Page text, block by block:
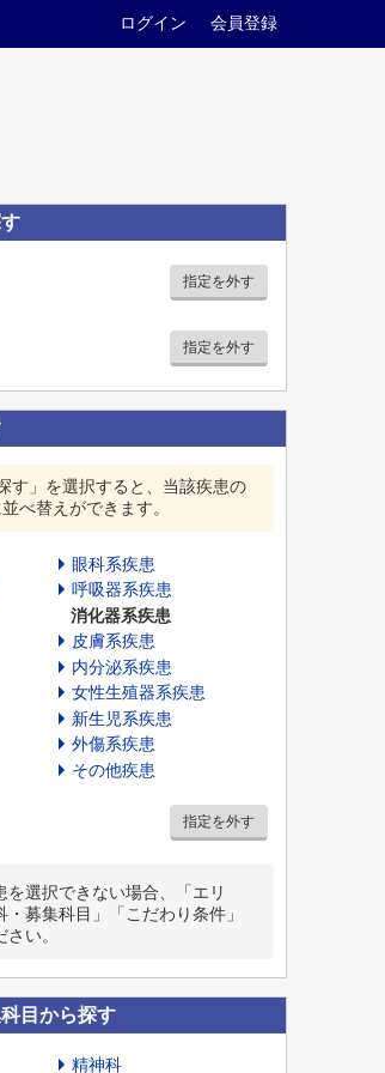
ログイン 会員登録
指定を外す
指定を外す
す」を選択すると、当該疾患の
べ替えができます。
眼科系疾患
呼吸器系疾患
消化器系疾患
皮膚系疾患
内分泌系疾患
女性生殖器系疾患
新生児系疾患
外傷系疾患
その他疾患
指定を外す
を選択できない場合、「エリ
・募集科目」「こだわり条件」
い。
目から探す
精神科